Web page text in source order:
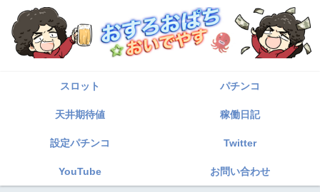
スロット パチンコ
天井期待値 稼働日記
設定パチンコ Twitter
YouTube お問い合わせ